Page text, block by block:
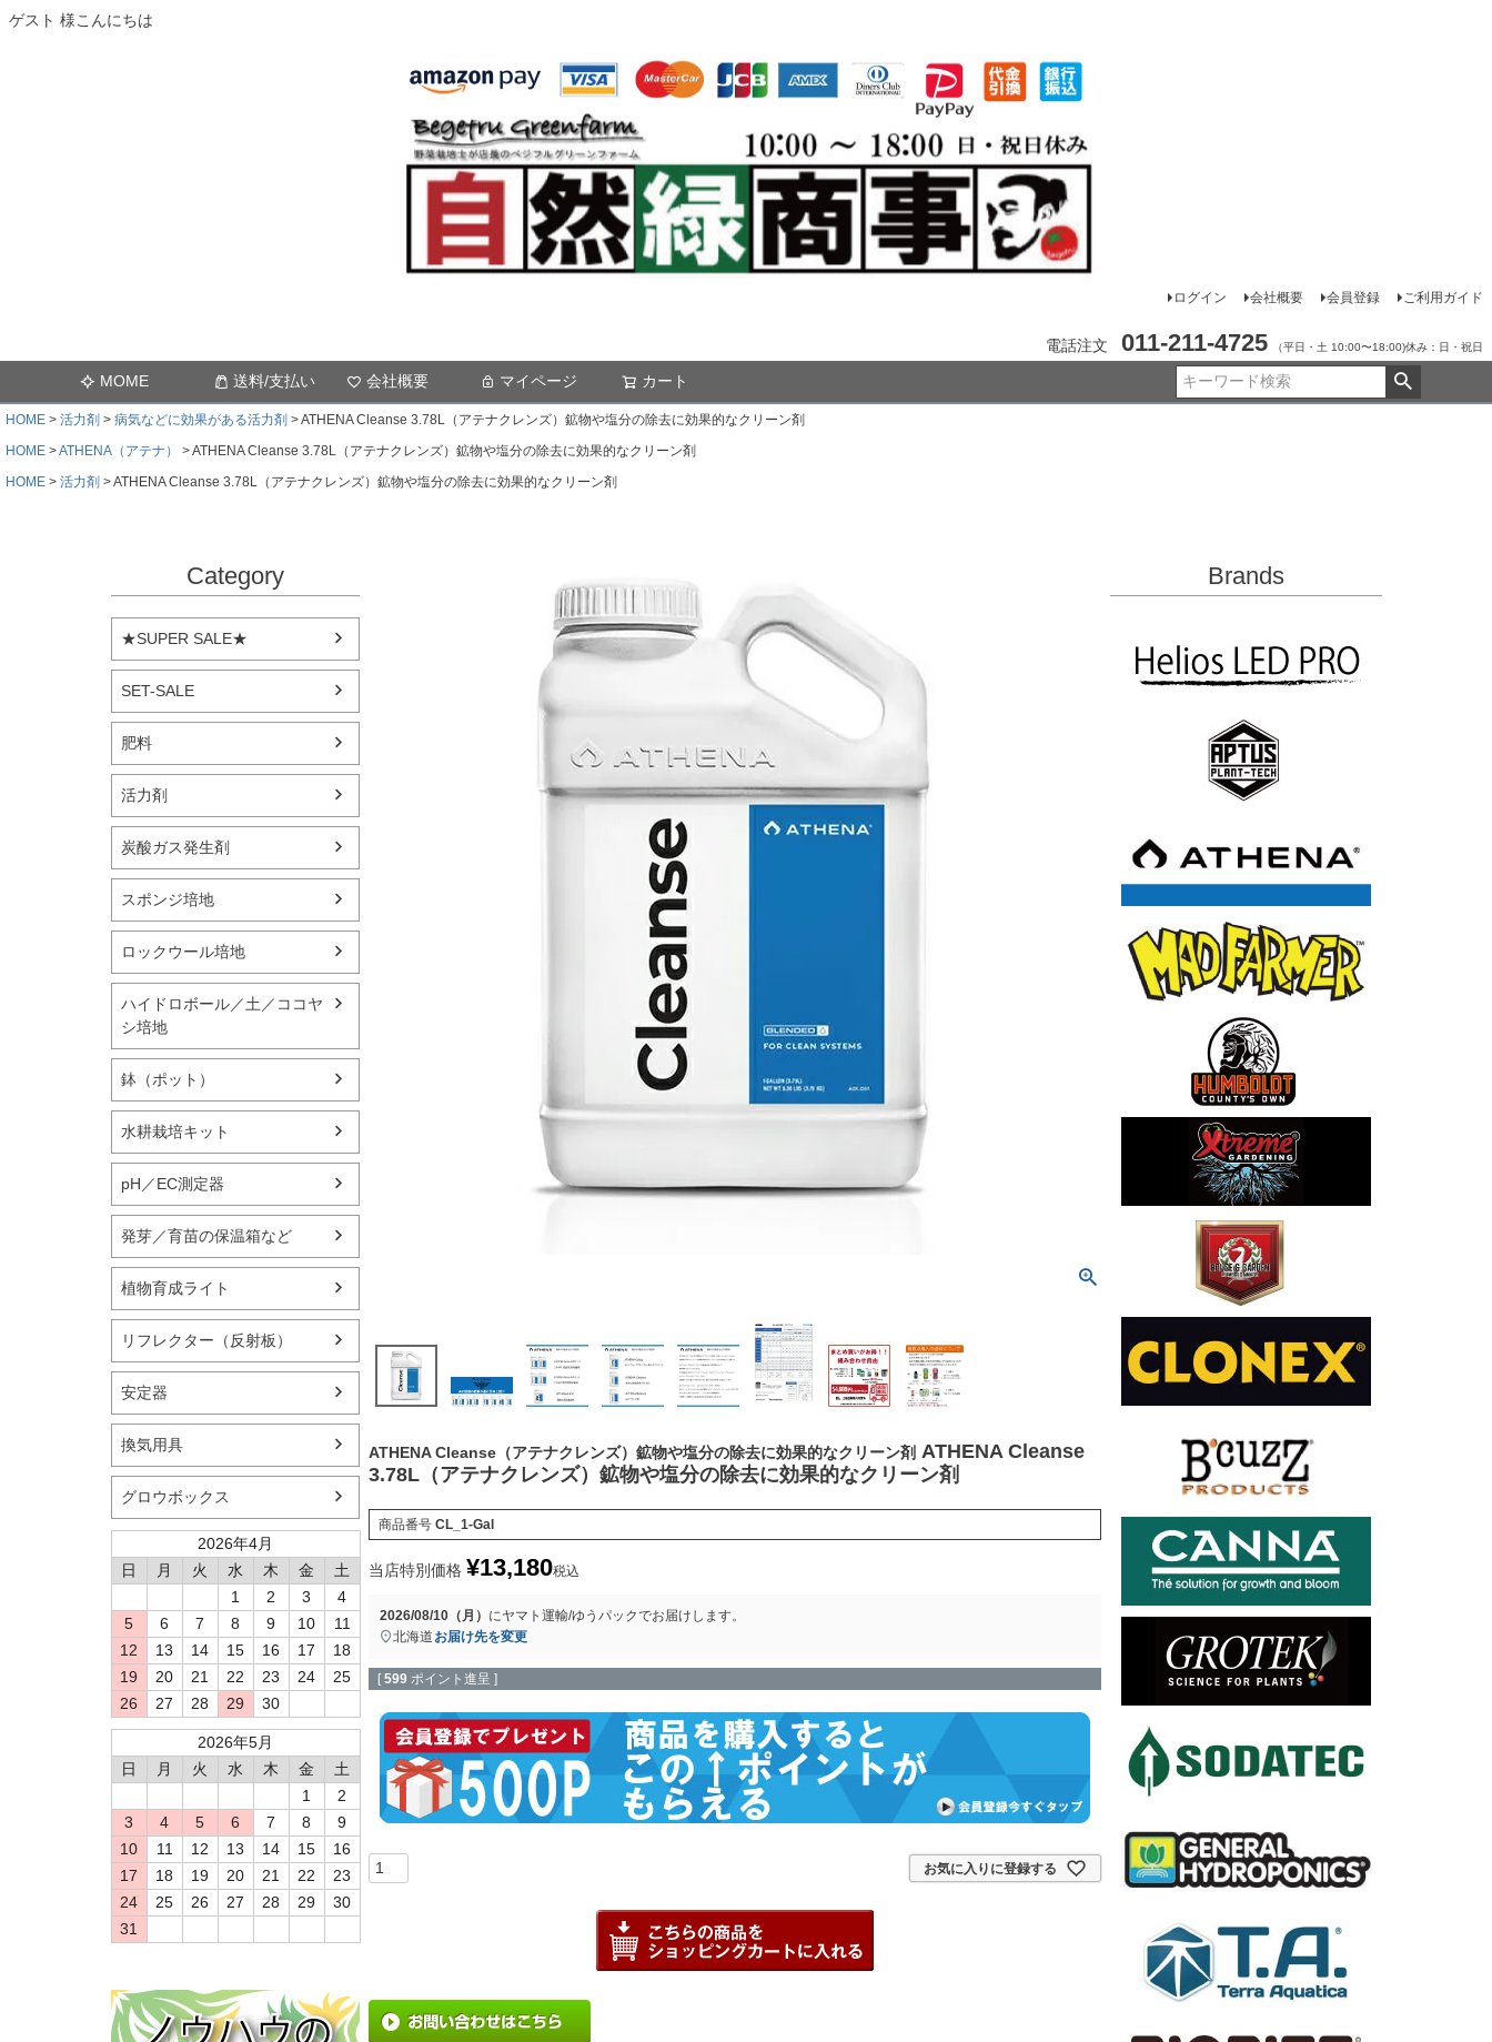
ゲスト 様こんにちは
ログイン 会社概要 会員登録 ご利用ガイド
電話注文 011-211-4725 （平日・土 10:00〜18:00)休み：日・祝日
MOME 送料/支払い 会社概要 マイページ カート
HOME 活力剤 病気などに効果がある活力剤
ATHENA Cleanse 3.78L（アテナクレンズ）鉱物や塩分の除去に効果的なクリーン剤
HOME
ATHENA（アテナ）
ATHENA Cleanse 3.78L（アテナクレンズ）鉱物や塩分の除去に効果的なクリーン剤
HOME
活力剤 ATHENA Cleanse 3.78L（アテナクレンズ）鉱物や塩分の除去に効果的なクリーン剤
Category
★SUPER SALE★
SET-SALE
肥料
活力剤
炭酸ガス発生剤
スポンジ培地
ロックウール培地
ハイドロボール／土／ココヤ
シ培地
鉢（ポット）
水耕栽培キット
pH／EC測定器
発芽／育苗の保温箱など
植物育成ライト
リフレクター（反射板）
安定器
換気用具
グロウボックス
2026年4月
日
月 火 水 木 金
土
1
2 3
4
5
6 7 8 9 10
11
12
13 14 15 16 17
18
19
20 21 22 23 24
25
26
27 28 29 30
2026年5月
日
月 火 水 木 金
土
1
2
3
4 5 6 7 8
9
10
11 12 13 14 15
16
17
18 19 20 21 22
23
24
25 26 27 28 29
30
31
ATHENA Cleanse（アテナクレンズ）鉱物や塩分の除去に効果的なクリーン剤 ATHENA Cleanse
3.78L（アテナクレンズ）鉱物や塩分の除去に効果的なクリーン剤
商品番号 CL_1-Gal
当店特別価格 ¥13,180税込
2026/08/10（月） にヤマト運輸/ゆうパックでお届けします。
北海道 お届け先を変更
[ 599 ポイント進呈 ]
お気に入りに登録する
Brands